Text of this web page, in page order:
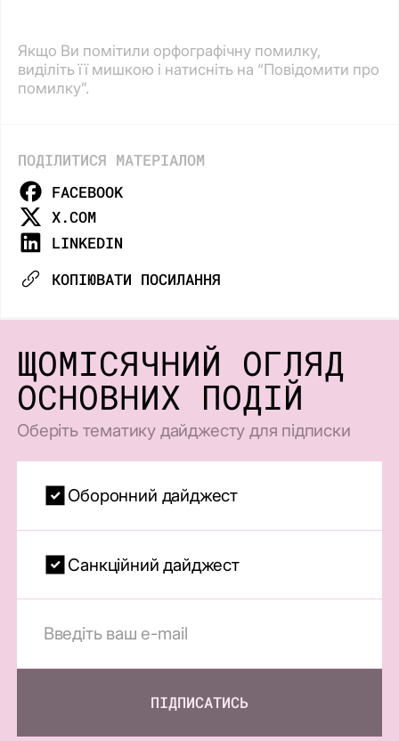
Якщо Ви помітили орфографічну помилку,
виділіть її мишкою і натисніть на “Повідомити про
помилку”.
ПОДІЛИТИСЯ МАТЕРІАЛОМ
FACEBOOK
X.COM
LINKEDIN
КОПІЮВАТИ ПОСИЛАННЯ
ЩОМІСЯЧНИЙ ОГЛЯД
ОСНОВНИХ ПОДІЙ
Оберіть тематику дайджесту для підписки
Оборонний дайджест
Санкційний дайджест
ПІДПИСАТИСЬ